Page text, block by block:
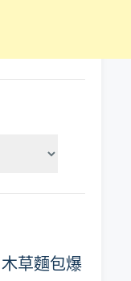
草麵包爆